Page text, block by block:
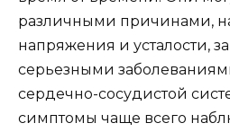
различными причинами,
напряжения и усталости,
серьезными
сердечно-сосудистой
симптомы чаще всего